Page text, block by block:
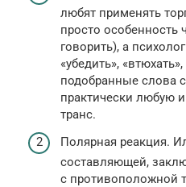
любят применять
просто особенность
говорить), а
«убедить»,
подобранные слова
практически любую
транс.
Полярная реакция.
составляющей,
с противоположной